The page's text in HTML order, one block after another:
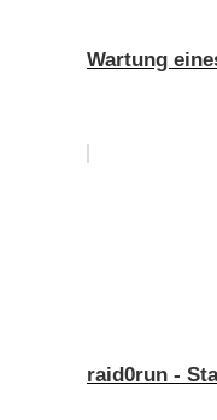
Wartung
raid0run -